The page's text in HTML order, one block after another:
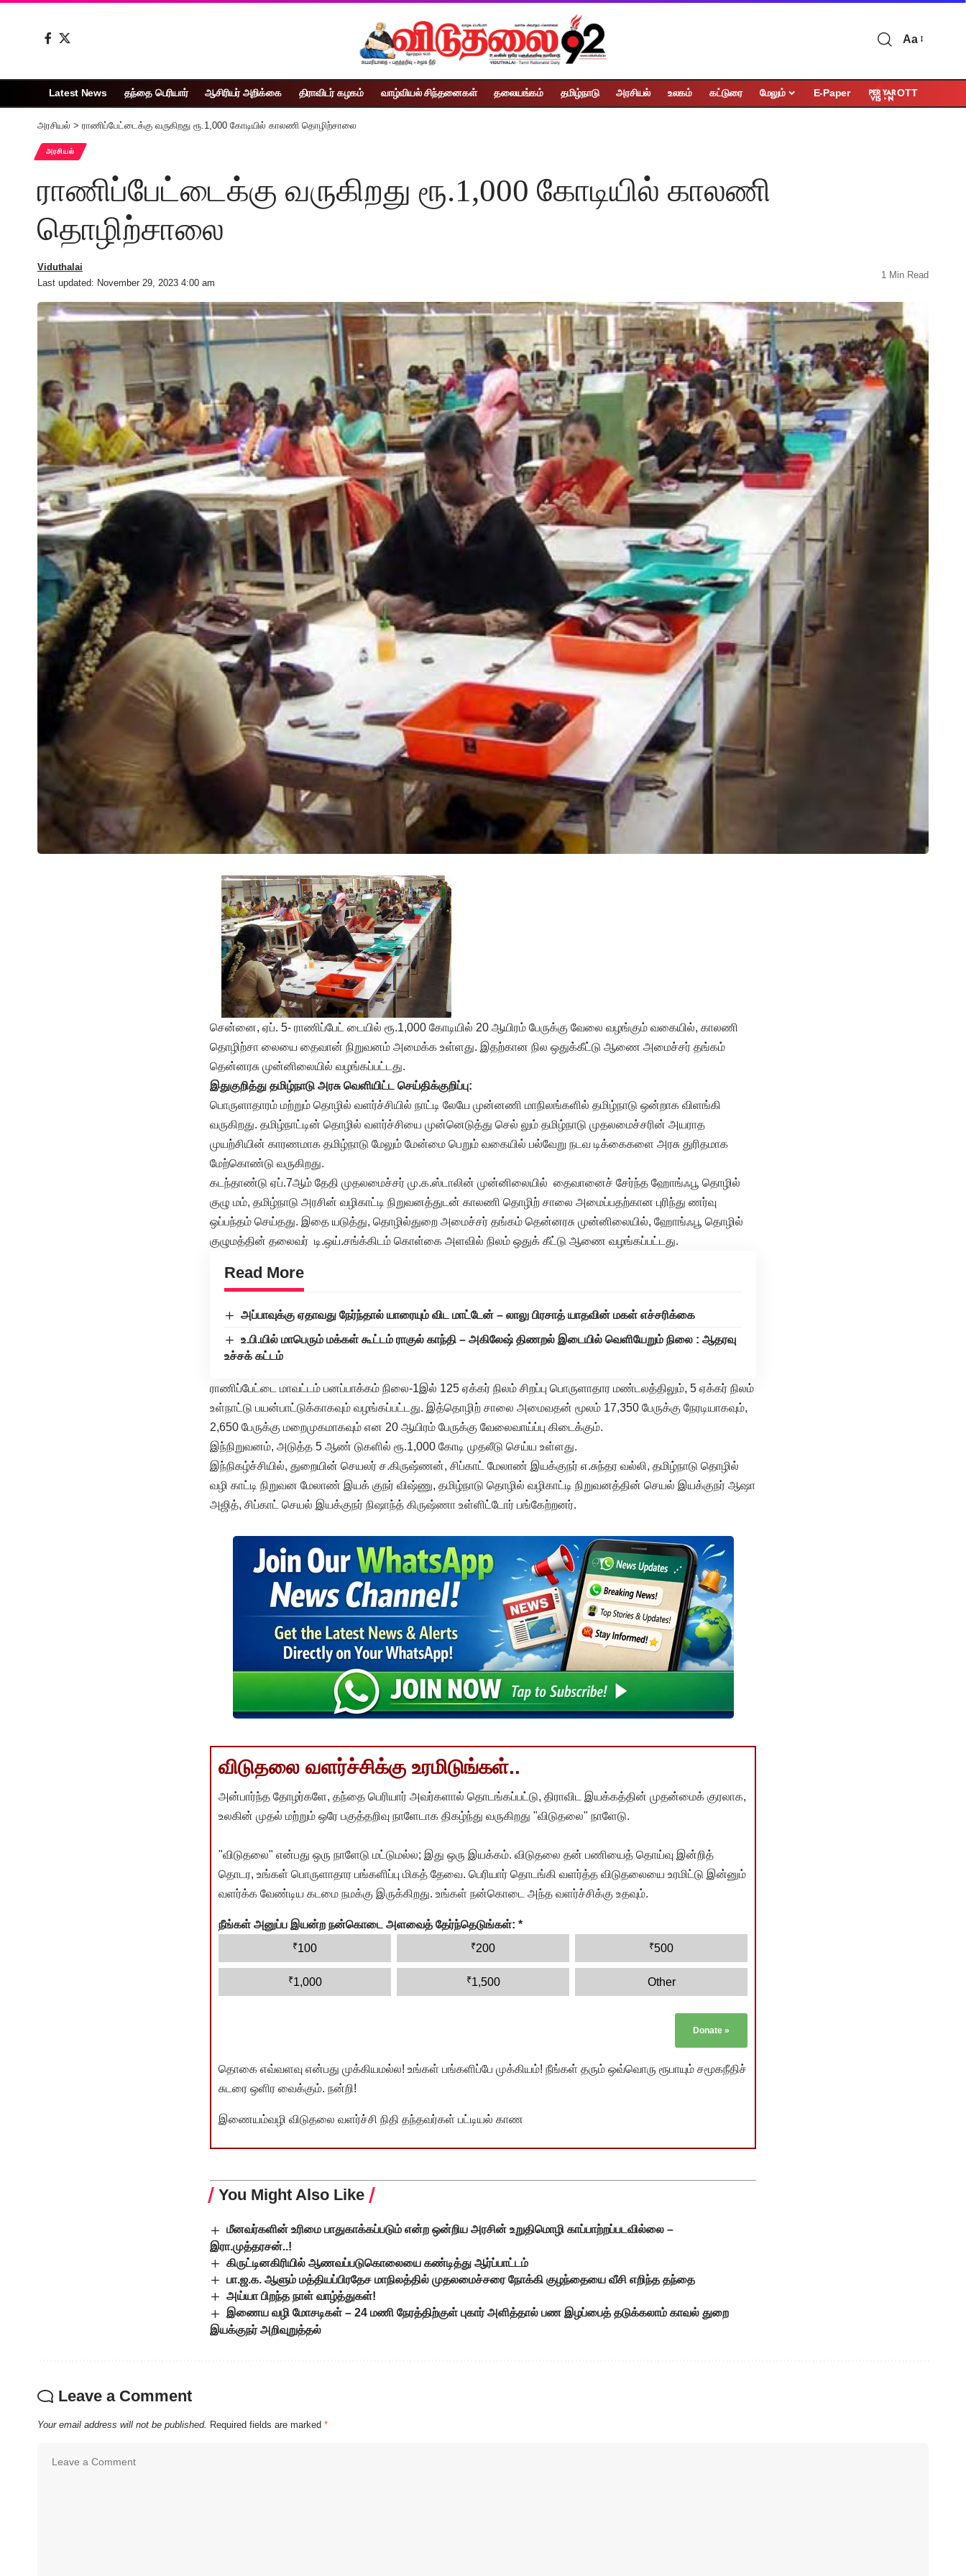
Aa
Latest News தந்தை பெரியார் ஆசிரியர் அறிக்கை திராவிடர் கழகம் வாழ்வியல் சிந்தனைகள் தலையங்கம் தமிழ்நாடு அரசியல் உலகம் கட்டுரை மேலும் E-Paper OTT
அரசியல் > ராணிப்பேட்டைக்கு வருகிறது ரூ.1,000 கோடியில் காலணி தொழிற்சாலை
அரசியல்
ராணிப்பேட்டைக்கு வருகிறது ரூ.1,000 கோடியில் காலணி
தொழிற்சாலை
Last updated: November 29, 2023 4:00 am
Viduthalai
1 Min Read
சென்னை, ஏப். 5- ராணிப்பேட் டையில் ரூ.1,000 கோடியில் 20 ஆயிரம் பேருக்கு வேலை வழங்கும் வகையில், காலணி
தொழிற்சா லையை தைவான் நிறுவனம் அமைக்க உள்ளது. இதற்கான நில ஒதுக்கீட்டு ஆணை அமைச்சர் தங்கம்
தென்னரசு முன்னிலையில் வழங்கப்பட்டது.
இதுகுறித்து தமிழ்நாடு அரசு வெளியிட்ட செய்திக்குறிப்பு:
பொருளாதாரம் மற்றும் தொழில் வளர்ச்சியில் நாட்டி லேயே முன்னணி மாநிலங்களில் தமிழ்நாடு ஒன்றாக விளங்கி
வருகிறது. தமிழ்நாட்டின் தொழில் வளர்ச்சியை முன்னெடுத்து செல் லும் தமிழ்நாடு முதலமைச்சரின் அயராத
முயற்சியின் காரணமாக தமிழ்நாடு மேலும் மேன்மை பெறும் வகையில் பல்வேறு நடவ டிக்கைகளை அரசு துரிதமாக
மேற்கொண்டு வருகிறது.
கடந்தாண்டு ஏப்.7ஆம் தேதி முதலமைச்சர் மு.க.ஸ்டாலின் முன்னிலையில் தைவானைச் சேர்ந்த ஹோங்ஃபூ தொழில்
குழு மம், தமிழ்நாடு அரசின் வழிகாட்டி நிறுவனத்துடன் காலணி தொழிற் சாலை அமைப்பதற்கான புரிந்து ணர்வு
ஒப்பந்தம் செய்தது. இதை யடுத்து, தொழில்துறை அமைச்சர் தங்கம் தென்னரசு முன்னிலையில், ஹோங்ஃபூ தொழில்
குழுமத்தின் தலைவர் டி.ஒய்.சங்க்கிடம் கொள்கை அளவில் நிலம் ஒதுக் கீட்டு ஆணை வழங்கப்பட்டது.
Read More
அப்பாவுக்கு ஏதாவது நேர்ந்தால் யாரையும் விட மாட்டேன் – லாலு பிரசாத் யாதவின் மகள் எச்சரிக்கை
உ.பி.யில் மாபெரும் மக்கள் கூட்டம் ராகுல் காந்தி – அகிலேஷ் திணறல் இடையில் வெளியேறும் நிலை : ஆதரவு
உச்சக் கட்டம்
ராணிப்பேட்டை மாவட்டம் பனப்பாக்கம் நிலை-1இல் 125 ஏக்கர் நிலம் சிறப்பு பொருளாதார மண்டலத்திலும், 5 ஏக்கர் நிலம்
உள்நாட்டு பயன்பாட்டுக்காகவும் வழங்கப்பட்டது. இத்தொழிற் சாலை அமைவதன் மூலம் 17,350 பேருக்கு நேரடியாகவும்,
2,650 பேருக்கு மறைமுகமாகவும் என 20 ஆயிரம் பேருக்கு வேலைவாய்ப்பு கிடைக்கும்.
இந்நிறுவனம், அடுத்த 5 ஆண் டுகளில் ரூ.1,000 கோடி முதலீடு செய்ய உள்ளது.
இந்நிகழ்ச்சியில், துறையின் செயலர் ச.கிருஷ்ணன், சிப்காட் மேலாண் இயக்குநர் எ.சுந்தர வல்லி, தமிழ்நாடு தொழில்
வழி காட்டி நிறுவன மேலாண் இயக் குநர் விஷ்ணு, தமிழ்நாடு தொழில் வழிகாட்டி நிறுவனத்தின் செயல் இயக்குநர் ஆஷா
அஜித், சிப்காட் செயல் இயக்குநர் நிஷாந்த் கிருஷ்ணா உள்ளிட்டோர் பங்கேற்றனர்.
விடுதலை வளர்ச்சிக்கு உரமிடுங்கள்..
அன்பார்ந்த தோழர்களே, தந்தை பெரியார் அவர்களால் தொடங்கப்பட்டு, திராவிட இயக்கத்தின் முதன்மைக் குரலாக,
உலகின் முதல் மற்றும் ஒரே பகுத்தறிவு நாளேடாக திகழ்ந்து வருகிறது "விடுதலை" நாளேடு.
"விடுதலை" என்பது ஒரு நாளேடு மட்டுமல்ல; இது ஒரு இயக்கம். விடுதலை தன் பணியைத் தொய்வு இன்றித்
தொடர, உங்கள் பொருளாதார பங்களிப்பு மிகத் தேவை. பெரியார் தொடங்கி வளர்த்த விடுதலையை உரமிட்டு இன்னும்
வளர்க்க வேண்டிய கடமை நமக்கு இருக்கிறது. உங்கள் நன்கொடை அந்த வளர்ச்சிக்கு உதவும்.
நீங்கள் அனுப்ப இயன்ற நன்கொடை அளவைத் தேர்ந்தெடுங்கள்: *
₹100 ₹200 ₹500
₹1,000 ₹1,500 Other
Donate »
தொகை எவ்வளவு என்பது முக்கியமல்ல! உங்கள் பங்களிப்பே முக்கியம்! நீங்கள் தரும் ஒவ்வொரு ரூபாயும் சமூகநீதிச்
சுடரை ஒளிர வைக்கும். நன்றி!
இணையம்வழி விடுதலை வளர்ச்சி நிதி தந்தவர்கள் பட்டியல் காண
You Might Also Like
மீனவர்களின் உரிமை பாதுகாக்கப்படும் என்ற ஒன்றிய அரசின் உறுதிமொழி காப்பாற்றப்படவில்லை –
இரா.முத்தரசன்..!
கிருட்டினகிரியில் ஆணவப்படுகொலையை கண்டித்து ஆர்ப்பாட்டம்
பா.ஜ.க. ஆளும் மத்தியப்பிரதேச மாநிலத்தில் முதலமைச்சரை நோக்கி குழந்தையை வீசி எறிந்த தந்தை
அய்யா பிறந்த நாள் வாழ்த்துகள்!
இணைய வழி மோசடிகள் – 24 மணி நேரத்திற்குள் புகார் அளித்தால் பண இழப்பைத் தடுக்கலாம் காவல் துறை
இயக்குநர் அறிவுறுத்தல்
Leave a Comment
Your email address will not be published. Required fields are marked *